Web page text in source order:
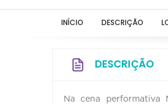
INÍCIO DESCRIÇÃO
DESCRIÇÃO
Na cena performativa